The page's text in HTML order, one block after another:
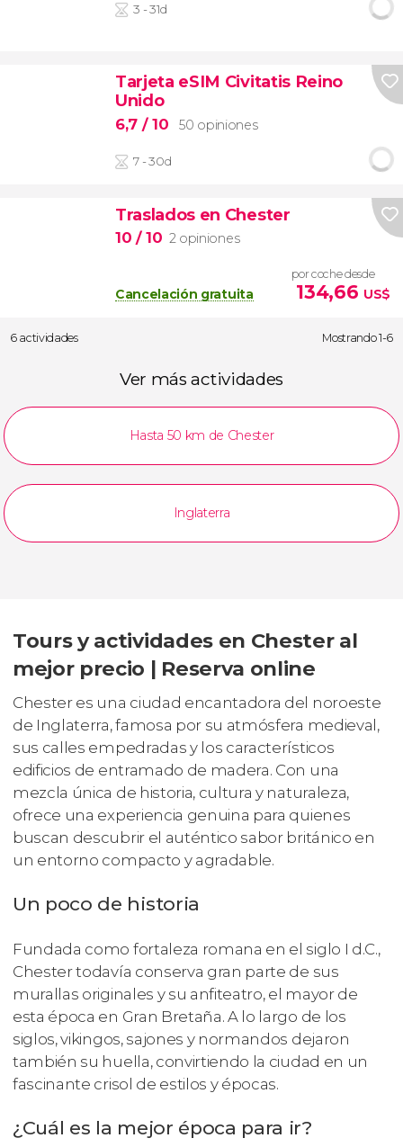
3 - 31d
Tarjeta eSIM Civitatis Reino
Unido
6,7 / 10 50 opiniones
7 - 30d
Traslados en Chester
10 / 10 2 opiniones
Cancelación gratuita
por coche desde
134,66 US$
6 actividades Mostrando 1-6
Ver más actividades
Hasta 50 km de Chester
Inglaterra
Tours y actividades en Chester al
mejor precio | Reserva online
Chester es una ciudad encantadora del noroeste
de Inglaterra, famosa por su atmósfera medieval,
sus calles empedradas y los característicos
edificios de entramado de madera. Con una
mezcla única de historia, cultura y naturaleza,
ofrece una experiencia genuina para quienes
buscan descubrir el auténtico sabor británico en
un entorno compacto y agradable.
Un poco de historia
Fundada como fortaleza romana en el siglo I d.C.,
Chester todavía conserva gran parte de sus
murallas originales y su anfiteatro, el mayor de
esta época en Gran Bretaña. A lo largo de los
siglos, vikingos, sajones y normandos dejaron
también su huella, convirtiendo la ciudad en un
fascinante crisol de estilos y épocas.
¿Cuál es la mejor época para ir?